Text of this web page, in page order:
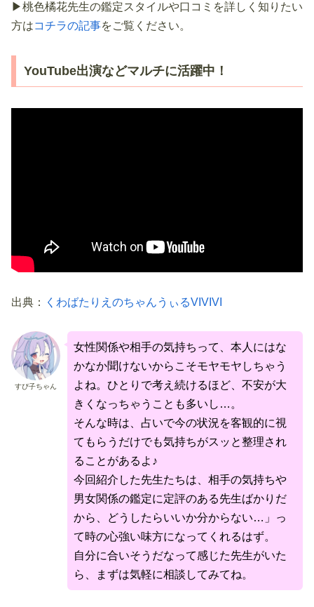
▶桃色橘花先生の鑑定スタイルや口コミを詳しく知りたい
方はコチラの記事をご覧ください。
YouTube出演などマルチに活躍中！
出典： くわばたりえのちゃんうぃるVIVIVI
すぴ子ちゃん
女性関係や相手の気持ちって、本人にはな
かなか聞けないからこそモヤモヤしちゃう
よね。ひとりで考え続けるほど、不安が大
きくなっちゃうことも多いし…。
そんな時は、占いで今の状況を客観的に視
てもらうだけでも気持ちがスッと整理され
ることがあるよ♪
今回紹介した先生たちは、相手の気持ちや
男女関係の鑑定に定評のある先生ばかりだ
から、どうしたらいいか分からない…」っ
て時の心強い味方になってくれるはず。
自分に合いそうだなって感じた先生がいた
ら、まずは気軽に相談してみてね。